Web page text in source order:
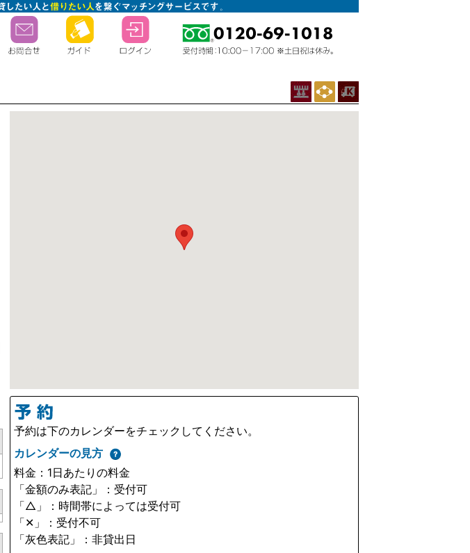
予約は下のカレンダーをチェックしてください。
カレンダーの見方
料金：1日あたりの料金
「金額のみ表記」：受付可
「△」：時間帯によっては受付可
「✕」：受付不可
「灰色表記」：非貸出日